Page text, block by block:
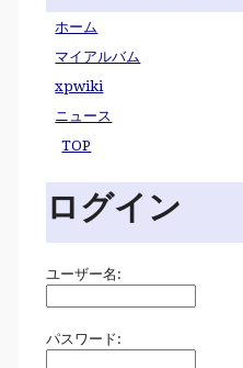
ホーム
マイアルバム
xpwiki
ニュース
TOP
ログイン
ユーザー名:
パスワード: